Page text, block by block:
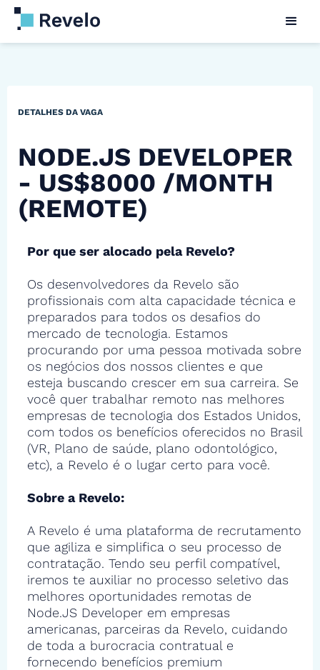
DETALHES DA VAGA
NODE.JS DEVELOPER
- US$8000 /MONTH
(REMOTE)
Por que ser alocado pela Revelo?
Os desenvolvedores da Revelo são
profissionais com alta capacidade técnica e
preparados para todos os desafios do
mercado de tecnologia. Estamos
procurando por uma pessoa motivada sobre
os negócios dos nossos clientes e que
esteja buscando crescer em sua carreira. Se
você quer trabalhar remoto nas melhores
empresas de tecnologia dos Estados Unidos,
com todos os benefícios oferecidos no Brasil
(VR, Plano de saúde, plano odontológico,
etc), a Revelo é o lugar certo para você.
Sobre a Revelo:
A Revelo é uma plataforma de recrutamento
que agiliza e simplifica o seu processo de
contratação. Tendo seu perfil compatível,
iremos te auxiliar no processo seletivo das
melhores oportunidades remotas de
Node.JS Developer em empresas
americanas, parceiras da Revelo, cuidando
de toda a burocracia contratual e
fornecendo benefícios premium